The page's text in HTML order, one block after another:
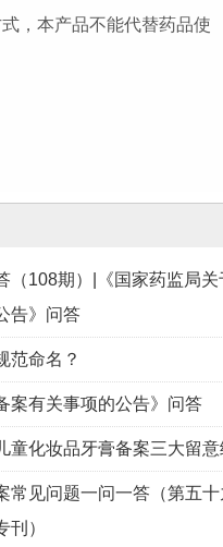
，本产品不能代替药品使
（108期）|《国家药监局关
告》问答
范命名？
案有关事项的公告》问答
童化妆品牙膏备案三大留
常见问题一问一答（第五
刊）